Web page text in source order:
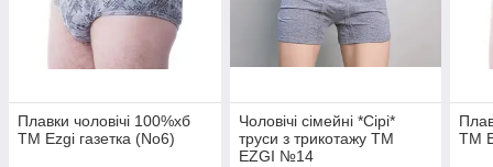
Плавки чоловічі 100%хб
ТМ Ezgi газетка (No6)
Чоловічі сімейні *Сірі*
труси з трикотажу ТМ
EZGI №14
ТМ